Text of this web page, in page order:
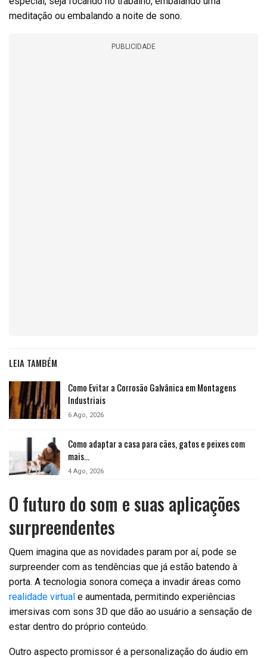
meditação ou embalando a noite de sono.
PUBLICIDADE
LEIA TAMBÉM
Como Evitar a Corrosão Galvânica em Montagens
Industriais
6 Ago, 2026
Como adaptar a casa para cães, gatos e peixes com
mais…
4 Ago, 2026
O futuro do som e suas aplicações
surpreendentes
Quem imagina que as novidades param por aí, pode se
surpreender com as tendências que já estão batendo à
porta. A tecnologia sonora começa a invadir áreas como
realidade virtual e aumentada, permitindo experiências
imersivas com sons 3D que dão ao usuário a sensação de
estar dentro do próprio conteúdo.
Outro aspecto promissor é a personalização do áudio em